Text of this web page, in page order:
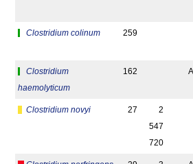
Clostridium colinum 259
Clostridium
haemolyticum
162
Clostridium novyi 27
2
547
720